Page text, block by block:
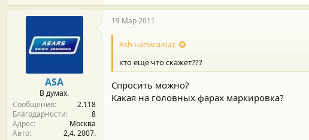
ASA
В думах.
Сообщения
2.118
Благодарности
8
Адрес
Москва
Авто
2,4. 2007.
19 Мар 2011
Ash написал(а):
кто еще что скажет???
Спросить можно?
Какая на головных фарах маркировка?